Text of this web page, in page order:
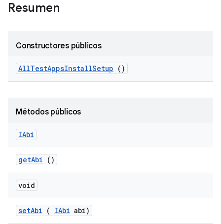
Resumen
Constructores públicos
AllTestAppsInstallSetup ()
Métodos públicos
IAbi
getAbi ()
void
setAbi ( IAbi abi)